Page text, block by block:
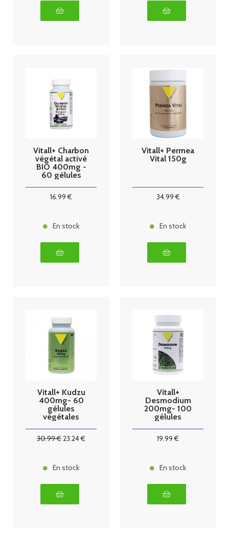
Vitall+ Charbon
végétal activé
BIO 400mg -
60 gélules
16.99 €
En stock
Vitall+ Permea
Vital 150g
34.99€
En stock
Vitall+ Kudzu
400mg- 60
gélules
végétales
30.99€23.24€
En stock
Vitall+
Desmodium
200mg- 100
gélules
19.99 €
En stock